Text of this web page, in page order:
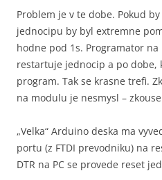
Problem je v te dobe. Pokud
jednocipu by byl extremne
hodne pod 1s. Programator
restartuje jednocip a po dobe,
program. Tak se krasne trefi.
na modulu je nesmysl –
„Velka“ Arduino deska ma
portu (z FTDI prevodniku) na
DTR na PC se provede reset